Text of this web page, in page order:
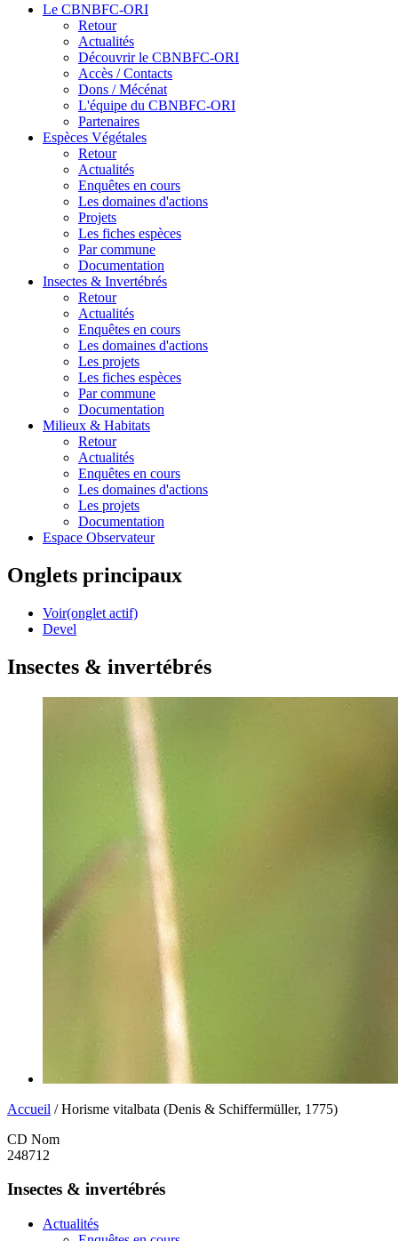
Le CBNBFC-ORI
Retour
Actualités
Découvrir le CBNBFC-ORI
Accès / Contacts
Dons / Mécénat
L'équipe du CBNBFC-ORI
Partenaires
Espèces Végétales
Retour
Actualités
Enquêtes en cours
Les domaines d'actions
Projets
Les fiches espèces
Par commune
Documentation
Insectes & Invertébrés
Retour
Actualités
Enquêtes en cours
Les domaines d'actions
Les projets
Les fiches espèces
Par commune
Documentation
Milieux & Habitats
Retour
Actualités
Enquêtes en cours
Les domaines d'actions
Les projets
Documentation
Espace Observateur
Onglets principaux
Voir(onglet actif)
Devel
Insectes & invertébrés
Accueil / Horisme vitalbata (Denis & Schiffermüller, 1775)
CD Nom
248712
Insectes & invertébrés
Actualités